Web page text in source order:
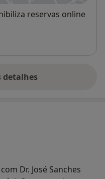
reservas online
detalhes
o endereço
Dr. José Sanches